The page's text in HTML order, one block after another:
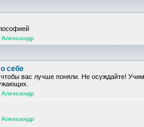
Александр
себе
чтобы вас лучше поняли. Не осуждайте!
Александр
Александр